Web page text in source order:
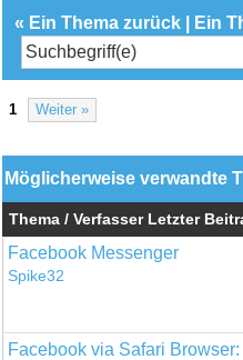
« Ein Thema zurück Ein
1 Weiter »
Möglicherweise verwandte
Thema / Verfasser Letzter
Facebook Messenger
Spike32
Facebook via Safari